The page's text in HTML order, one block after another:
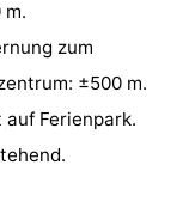
m.
zum
±500 m.
auf Ferienpark.